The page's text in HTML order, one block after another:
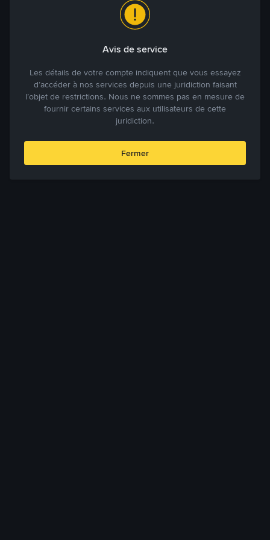
Avis de service
Les détails de votre compte indiquent que vous essayez
d’accéder à nos services depuis une juridiction faisant
l’objet de restrictions. Nous ne sommes pas en mesure de
fournir certains services aux utilisateurs de cette
juridiction.
Fermer